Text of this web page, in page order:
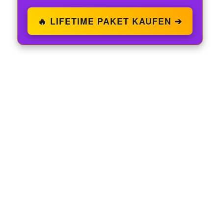
🔥 LIFETIME PAKET KAUFEN ➔